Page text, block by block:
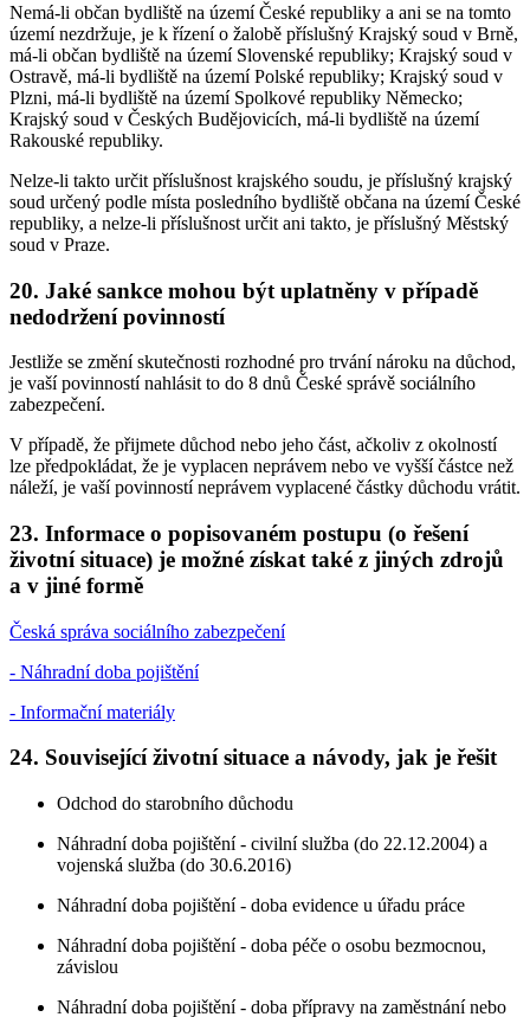
Nemá-li občan bydliště na území České republiky a ani se na tomto
území nezdržuje, je k řízení o žalobě příslušný Krajský soud v Brně,
má-li občan bydliště na území Slovenské republiky; Krajský soud v
Ostravě, má-li bydliště na území Polské republiky; Krajský soud v
Plzni, má-li bydliště na území Spolkové republiky Německo;
Krajský soud v Českých Budějovicích, má-li bydliště na území
Rakouské republiky.
Nelze-li takto určit příslušnost krajského soudu, je příslušný krajský
soud určený podle místa posledního bydliště občana na území České
republiky, a nelze-li příslušnost určit ani takto, je příslušný Městský
soud v Praze.
20. Jaké sankce mohou být uplatněny v případě
nedodržení povinností
Jestliže se změní skutečnosti rozhodné pro trvání nároku na důchod,
je vaší povinností nahlásit to do 8 dnů České správě sociálního
zabezpečení.
V případě, že přijmete důchod nebo jeho část, ačkoliv z okolností
lze předpokládat, že je vyplacen neprávem nebo ve vyšší částce než
náleží, je vaší povinností neprávem vyplacené částky důchodu vrátit.
23. Informace o popisovaném postupu (o řešení
životní situace) je možné získat také z jiných zdrojů
a v jiné formě
Česká správa sociálního zabezpečení
- Náhradní doba pojištění
- Informační materiály
24. Související životní situace a návody, jak je řešit
Odchod do starobního důchodu
Náhradní doba pojištění - civilní služba (do 22.12.2004) a
vojenská služba (do 30.6.2016)
Náhradní doba pojištění - doba evidence u úřadu práce
Náhradní doba pojištění - doba péče o osobu bezmocnou,
závislou
Náhradní doba pojištění - doba přípravy na zaměstnání nebo